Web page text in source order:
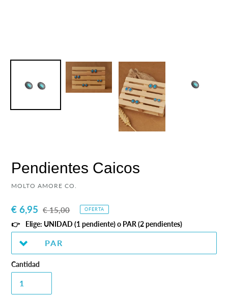
Pendientes Caicos
PROVEEDOR
MOLTO AMORE CO.
Precio
de
venta
€ 6,95 Precio
habitual
€ 15,00 OFERTA
Elige: UNIDAD (1 pendiente) o PAR (2 pendientes)
Cantidad